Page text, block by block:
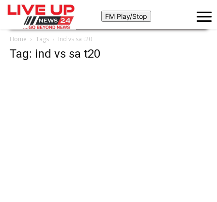
Home Tags Ind vs sa t20
Tag: ind vs sa t20